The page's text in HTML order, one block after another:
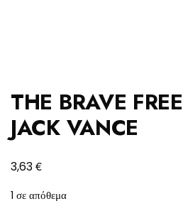
THE BRAVE
JACK VANCE
3,63€
1 σε απόθεμα